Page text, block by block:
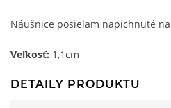
Náušnice posielam napichnuté
Veľkosť: 1,1cm
DETAILY PRODUKTU